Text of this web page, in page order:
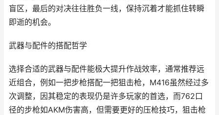
盲区，最后的对决往往胜负一线，保持沉着才能抓住转瞬
即逝的机会。
武器与配件的搭配哲学
选择合适的武器与配件能极大提升作战效率，通常推荐远
近组合，例如一把步枪搭配一把狙击枪，M416虽然经过多
次调整，因其稳定的表现仍是许多玩家的首选，而762口
径的步枪如AKM伤害高，但需要更好的压枪技巧，狙击枪